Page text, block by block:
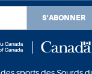
S'ABONNER